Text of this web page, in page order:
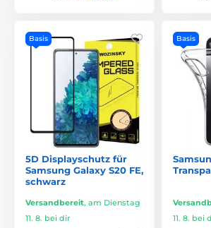
Basis
5D Displayschutz für
Samsung Galaxy S20 FE,
schwarz
Versandbereit, am Dienstag
11. 8. bei dir
Basis
11. 8. bei